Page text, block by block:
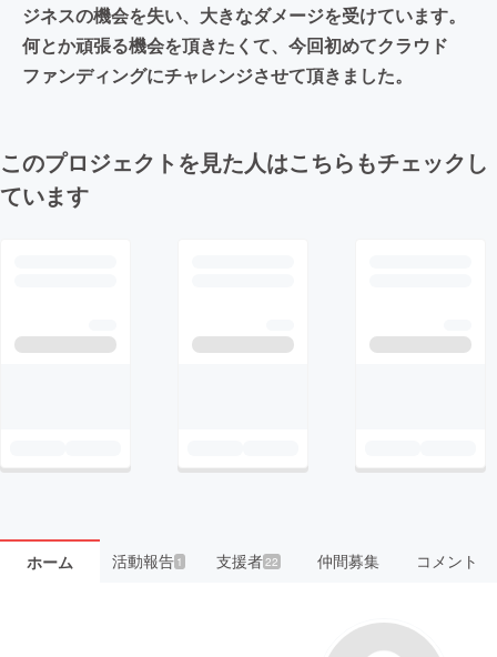
ジネスの機会を失い、大きなダメージを受けています。
何とか頑張る機会を頂きたくて、今回初めてクラウド
ファンディングにチャレンジさせて頂きました。
このプロジェクトを見た人はこちらもチェックし
ています
ホーム 活動報告1 支援者 22 仲間募集 コメント